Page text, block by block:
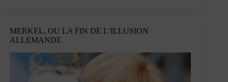
de
beaux
jours
devant
MERKEL, OU LA FIN DE L’ILLUSION
ALLEMANDE